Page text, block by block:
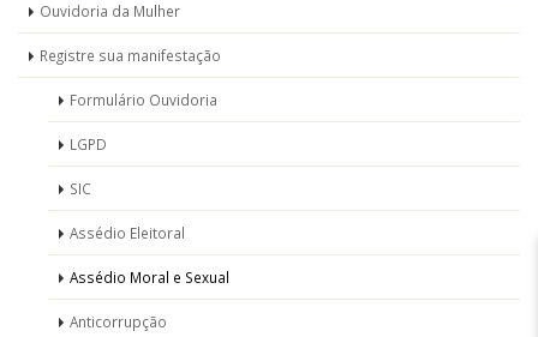
Ouvidoria da Mulher
Registre sua manifestação
Formulário Ouvidoria
LGPD
SIC
Assédio Eleitoral
Assédio Moral e Sexual
Anticorrupção